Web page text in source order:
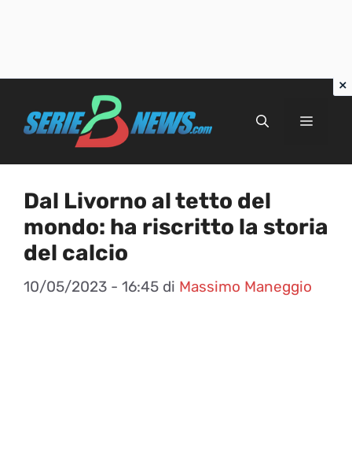
Menu
Dal Livorno al tetto del
mondo: ha riscritto la storia
del calcio
10/05/2023 - 16:45 di Massimo Maneggio